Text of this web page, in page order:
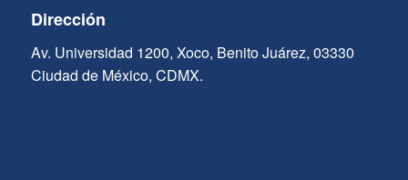
Dirección
Av. Universidad 1200, Xoco, Benito Juárez, 03330
Ciudad de México, CDMX.